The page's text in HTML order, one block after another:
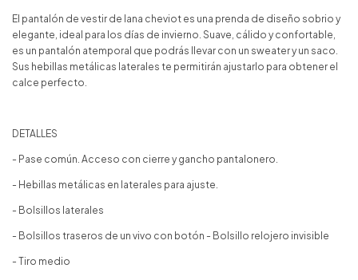
El pantalón de vestir de lana cheviot es una prenda de diseño sobrio y
elegante, ideal para los días de invierno. Suave, cálido y confortable,
es un pantalón atemporal que podrás llevar con un sweater y un saco.
Sus hebillas metálicas laterales te permitirán ajustarlo para obtener el
calce perfecto.
DETALLES
- Pase común. Acceso con cierre y gancho pantalonero.
- Hebillas metálicas en laterales para ajuste.
- Bolsillos laterales
- Bolsillos traseros de un vivo con botón - Bolsillo relojero invisible
- Tiro medio